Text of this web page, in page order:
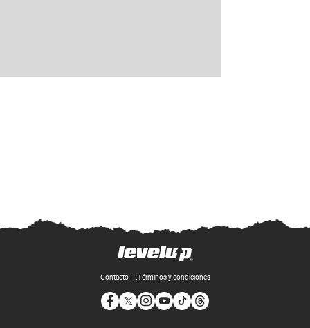
Contacto Términos y condiciones
Opens in new window
Opens in new window
Opens in new window
Opens in new window
Opens in new window
Opens in new window